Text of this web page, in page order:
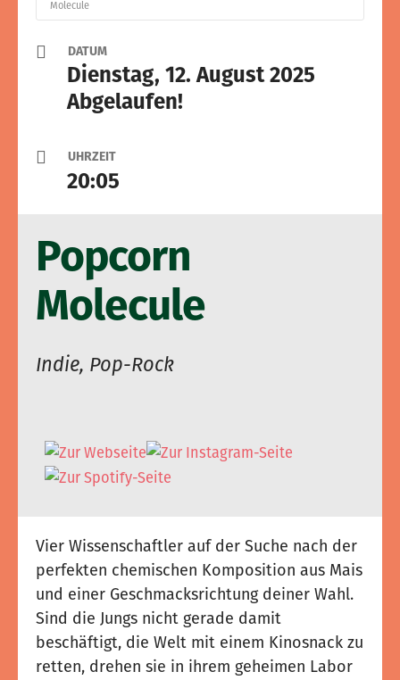
Molecule
DATUM
Dienstag, 12. August 2025
Abgelaufen!
UHRZEIT
20:05
Popcorn
Molecule
Indie, Pop-Rock
Vier Wissenschaftler auf der Suche nach der
perfekten chemischen Komposition aus Mais
und einer Geschmacksrichtung deiner Wahl.
Sind die Jungs nicht gerade damit
beschäftigt, die Welt mit einem Kinosnack zu
retten, drehen sie in ihrem geheimen Labor